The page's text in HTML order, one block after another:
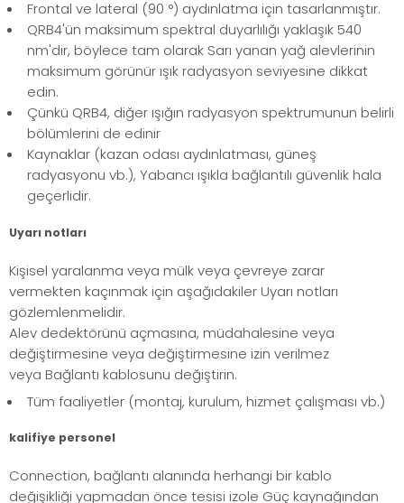
Frontal ve lateral (90 °) aydınlatma için tasarlanmıştır.
QRB4'ün maksimum spektral duyarlılığı yaklaşık 540
nm'dir, böylece tam olarak Sarı yanan yağ alevlerinin
maksimum görünür ışık radyasyon seviyesine dikkat
edin.
Çünkü QRB4, diğer ışığın radyasyon spektrumunun belirli
bölümlerini de edinir
Kaynaklar (kazan odası aydınlatması, güneş
radyasyonu vb.), Yabancı ışıkla bağlantılı güvenlik hala
geçerlidir.
Uyarı notları
Kişisel yaralanma veya mülk veya çevreye zarar
vermekten kaçınmak için aşağıdakiler Uyarı notları
gözlemlenmelidir.
Alev dedektörünü açmasına, müdahalesine veya
değiştirmesine veya değiştirmesine izin verilmez
veya Bağlantı kablosunu değiştirin.
Tüm faaliyetler (montaj, kurulum, hizmet çalışması vb.)
kalifiye personel
Connection, bağlantı alanında herhangi bir kablo
değişikliği yapmadan önce tesisi izole Güç kaynağından